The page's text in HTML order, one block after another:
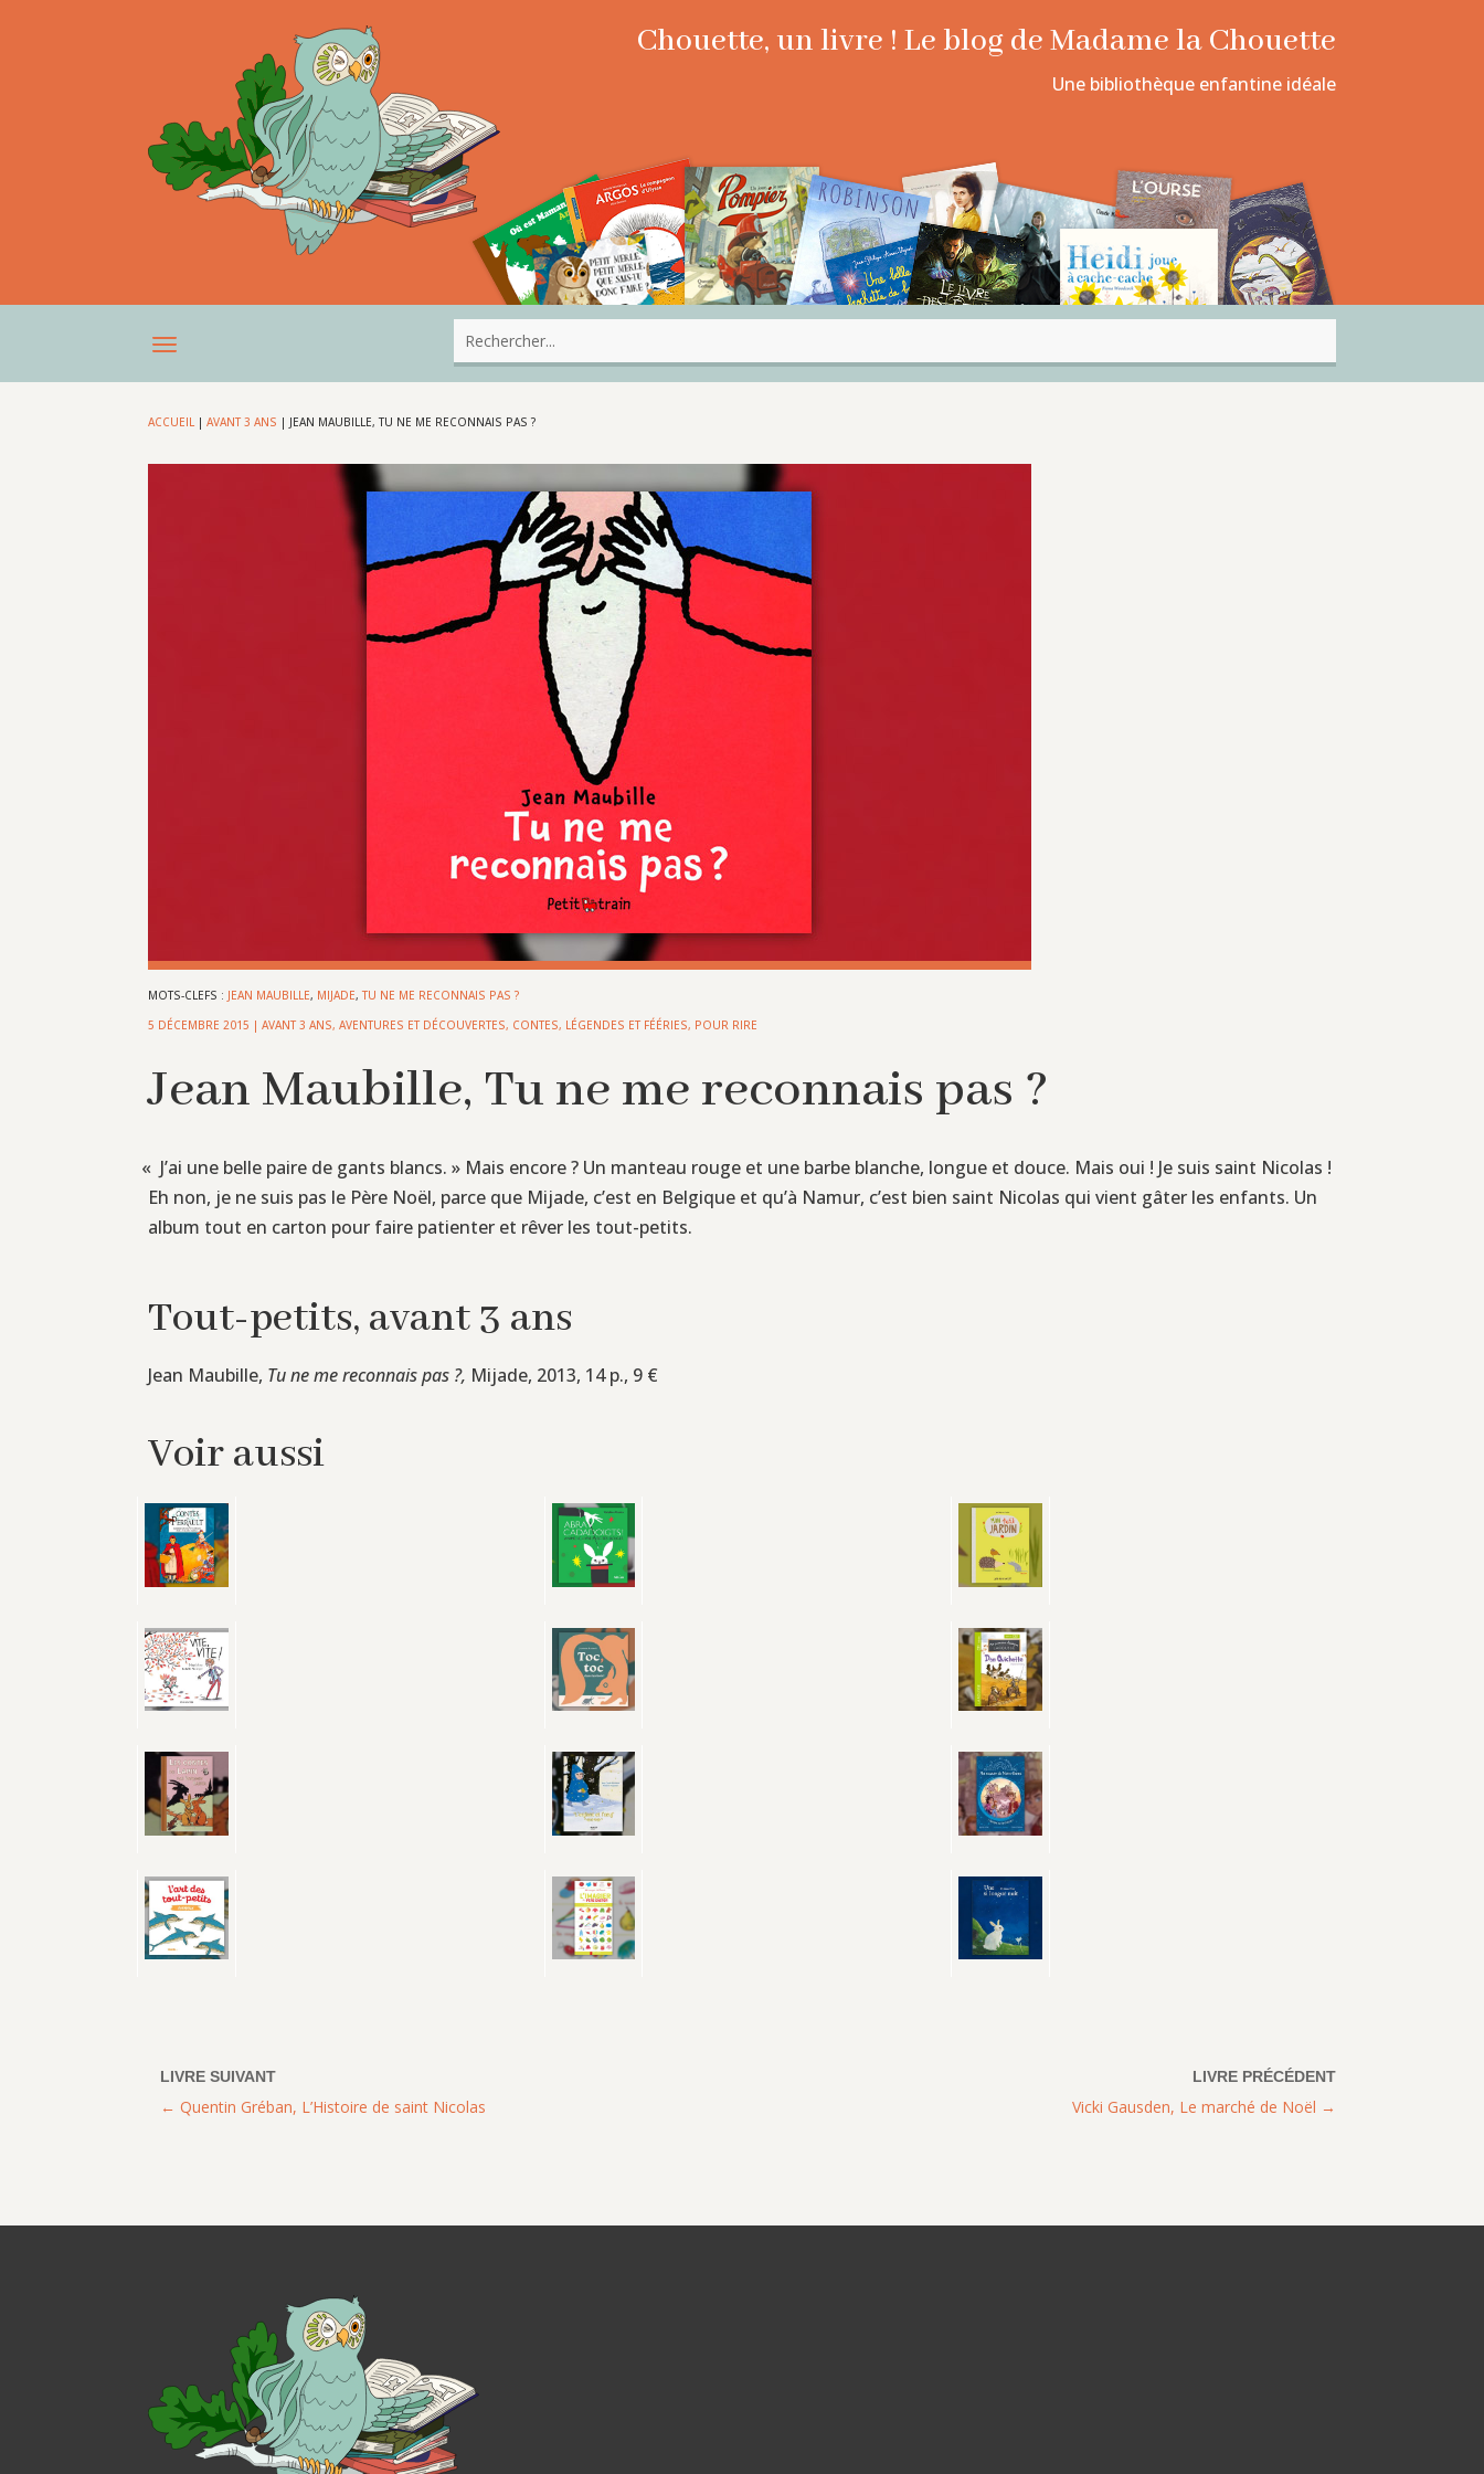
Chouette, un livre ! Le blog de Madame la Chouette
Une bibliothèque enfantine idéale
ACCUEIL |AVANT 3 ANS | JEAN MAUBILLE, TU NE ME RECONNAIS PAS ?
MOTS-CLEFS : JEAN MAUBILLE, MIJADE,TU NE ME RECONNAIS PAS ?
5 DÉCEMBRE 2015 |AVANT 3 ANS,AVENTURES ET DÉCOUVERTES, CONTES, LÉGENDES ET FÉÉRIES, POUR RIRE
Jean Maubille, Tu ne me reconnais pas ?
« J’ai une belle paire de gants blancs. » Mais encore ? Un manteau rouge et une barbe blanche, longue et douce. Mais oui ! Je suis saint Nicolas !
Eh non, je ne suis pas le Père Noël, parce que Mijade, c’est en Belgique et qu’à Namur, c’est bien saint Nicolas qui vient gâter les enfants. Un
album tout en carton pour faire patienter et rêver les tout-petits.
Tout-petits, avant 3 ans
Jean Maubille, Tu ne me reconnais pas ?, Mijade, 2013, 14 p., 9 €
Voir aussi
Vicki Gausden, Le marché de Noël
Quentin Gréban, L’Histoire de saint Nicolas